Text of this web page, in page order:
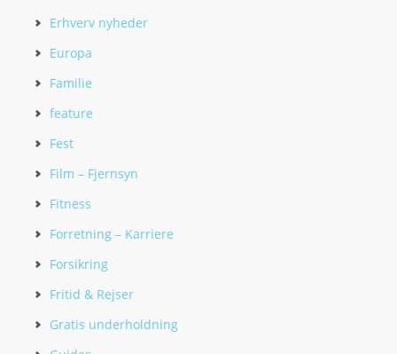
Erhverv nyheder
Europa
Familie
feature
Fest
Film – Fjernsyn
Fitness
Forretning – Karriere
Forsikring
Fritid & Rejser
Gratis underholdning